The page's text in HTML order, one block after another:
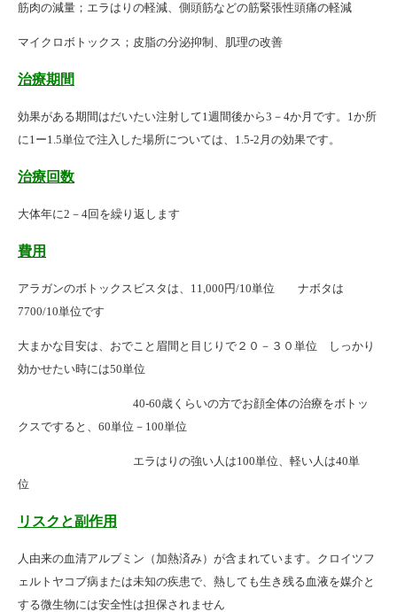
筋肉の減量；エラはりの軽減、側頭筋などの筋緊張性頭痛の軽減
マイクロボトックス；皮脂の分泌抑制、肌理の改善
治療期間
効果がある期間はだいたい注射して1週間後から3－4か月です。1か所
に1ー1.5単位で注入した場所については、1.5-2月の効果です。
治療回数
大体年に2－4回を繰り返します
費用
アラガンのボトックスビスタは、11,000円/10単位 ナボタは
7700/10単位です
大まかな目安は、おでこと眉間と目じりで２０－３０単位 しっかり
効かせたい時には50単位
40-60歳くらいの方でお顔全体の治療をボトッ
クスですると、60単位－100単位
エラはりの強い人は100単位、軽い人は40単
位
リスクと副作用
人由来の血清アルブミン（加熱済み）が含まれています。クロイツフ
ェルトヤコブ病または未知の疾患で、熱しても生き残る血液を媒介と
する微生物には安全性は担保されません